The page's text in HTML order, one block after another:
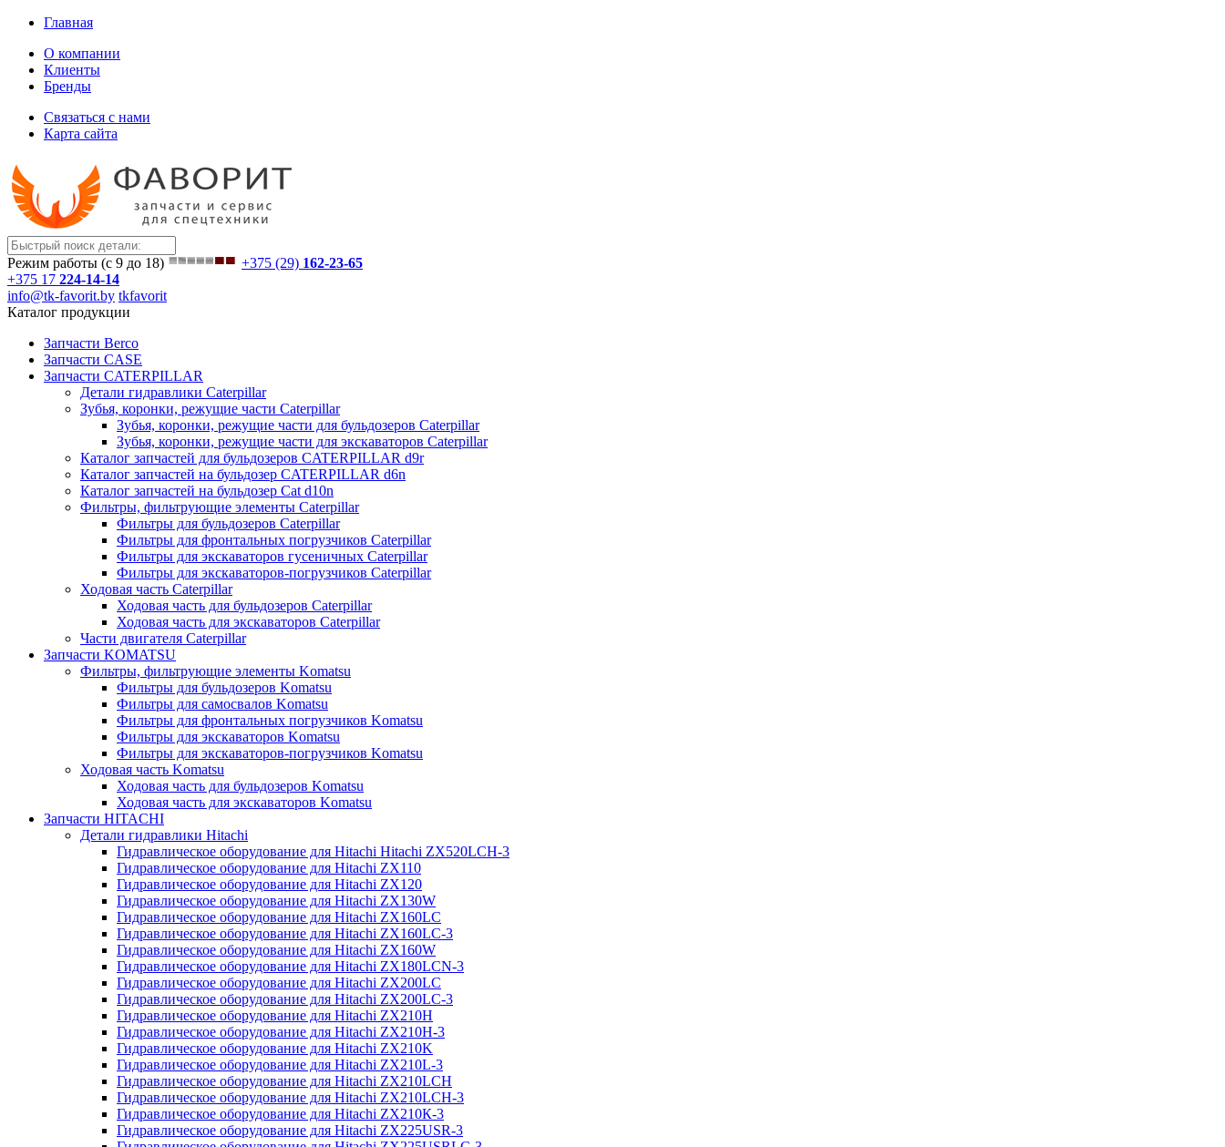
Главная
О компании
Клиенты
Бренды
Связаться с нами
Карта сайта
Режим работы (с 9 до 18) +375 (29) 162-23-65
+375 17 224-14-14
info@tk-favorit.by tkfavorit
Каталог продукции
Запчасти Berco
Запчасти CASE
Запчасти CATERPILLAR
Детали гидравлики Caterpillar
Зубья, коронки, режущие части Caterpillar
Зубья, коронки, режущие части для бульдозеров Caterpillar
Зубья, коронки, режущие части для экскаваторов Caterpillar
Каталог запчастей для бульдозеров CATERPILLAR d9r
Каталог запчастей на бульдозер CATERPILLAR d6n
Каталог запчастей на бульдозер Сat d10n
Фильтры, фильтрующие элементы Caterpillar
Фильтры для бульдозеров Caterpillar
Фильтры для фронтальных погрузчиков Caterpillar
Фильтры для экскаваторов гусеничных Caterpillar
Фильтры для экскаваторов-погрузчиков Caterpillar
Ходовая часть Caterpillar
Ходовая часть для бульдозеров Caterpillar
Ходовая часть для экскаваторов Caterpillar
Части двигателя Caterpillar
Запчасти KOMATSU
Фильтры, фильтрующие элементы Komatsu
Фильтры для бульдозеров Komatsu
Фильтры для самосвалов Komatsu
Фильтры для фронтальных погрузчиков Komatsu
Фильтры для экскаваторов Komatsu
Фильтры для экскаваторов-погрузчиков Komatsu
Ходовая часть Komatsu
Ходовая часть для бульдозеров Komatsu
Ходовая часть для экскаваторов Komatsu
Запчасти HITACHI
Детали гидравлики Hitachi
Гидравлическое оборудование для Hitachi Hitachi ZX520LCH-3
Гидравлическое оборудование для Hitachi ZX110
Гидравлическое оборудование для Hitachi ZX120
Гидравлическое оборудование для Hitachi ZX130W
Гидравлическое оборудование для Hitachi ZX160LC
Гидравлическое оборудование для Hitachi ZX160LC-3
Гидравлическое оборудование для Hitachi ZX160W
Гидравлическое оборудование для Hitachi ZX180LCN-3
Гидравлическое оборудование для Hitachi ZX200LC
Гидравлическое оборудование для Hitachi ZX200LC-3
Гидравлическое оборудование для Hitachi ZX210H
Гидравлическое оборудование для Hitachi ZX210H-3
Гидравлическое оборудование для Hitachi ZX210K
Гидравлическое оборудование для Hitachi ZX210L-3
Гидравлическое оборудование для Hitachi ZX210LCH
Гидравлическое оборудование для Hitachi ZX210LCH-3
Гидравлическое оборудование для Hitachi ZX210К-3
Гидравлическое оборудование для Hitachi ZX225USR-3